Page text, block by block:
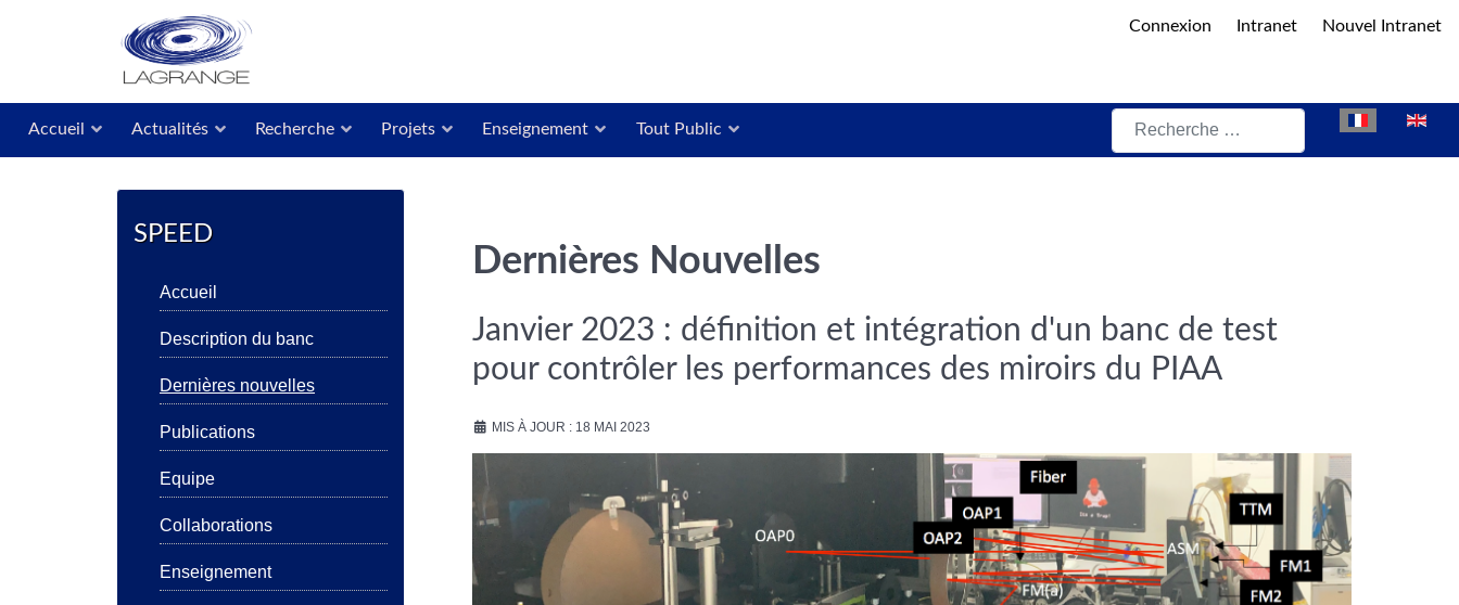
Connexion Intranet Nouvel Intranet
Accueil Actualités Recherche Projets Enseignement Tout Public
Rechercher Sélectionnez
SPEED
Accueil
Description du banc
Dernières nouvelles
Publications
Equipe
Collaborations
Enseignement
Dernières Nouvelles
Janvier 2023 : définition et intégration d'un banc de test
pour contrôler les performances des miroirs du PIAA
MIS À JOUR : 18 MAI 2023